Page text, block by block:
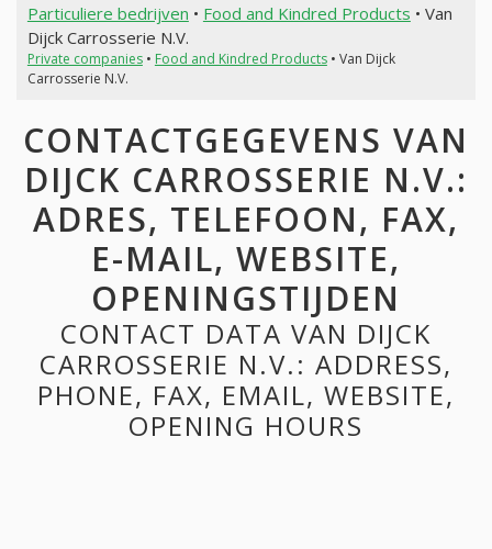
Particuliere bedrijven • Food and Kindred Products • Van
Dijck Carrosserie N.V.
Private companies• Food and Kindred Products• Van Dijck
Carrosserie N.V.
CONTACTGEGEVENS VAN
DIJCK CARROSSERIE N.V.:
ADRES, TELEFOON, FAX,
E-MAIL, WEBSITE,
OPENINGSTIJDEN
CONTACT DATA VAN DIJCK
CARROSSERIE N.V.: ADDRESS,
PHONE, FAX, EMAIL, WEBSITE,
OPENING HOURS